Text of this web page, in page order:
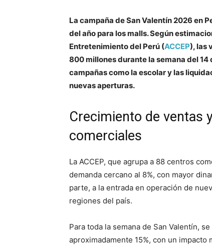
La campaña de San Valentín 2026 en
del año para los malls. Según
Entretenimiento del Perú (ACCEP), las
800 millones durante la semana del
campañas como la escolar y las
nuevas aperturas.
Crecimiento de ventas
comerciales
La ACCEP, que agrupa a 88 centros
demanda cercano al 8%, con mayor
parte, a la entrada en operación de
regiones del país.
Para toda la semana de San Valentín,
aproximadamente 15%, con un